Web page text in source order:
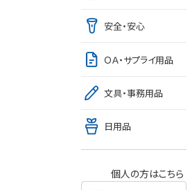
安全・安心
ＯＡ・サプライ用品
文具・事務用品
日用品
個人の方はこちら